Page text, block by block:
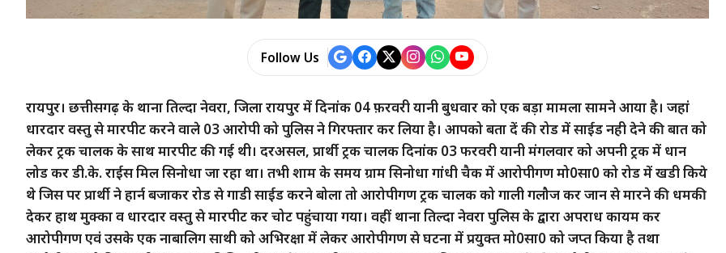
Follow Us
रायपुर। छत्तीसगढ़ के थाना तिल्दा नेवरा, जिला रायपुर में दिनांक 04 फ़रवरी यानी बुधवार को एक बड़ा मामला सामने आया है। जहां
धारदार वस्तु से मारपीट करने वाले 03 आरोपी को पुलिस ने गिरफ्तार कर लिया है। आपको बता दें की रोड में साईड नही देने की बात को
लेकर ट्रक चालक के साथ मारपीट की गई थी। दरअसल, प्रार्थी ट्रक चालक दिनांक 03 फरवरी यानी मंगलवार को अपनी ट्रक में धान
लोड कर डी.के. राईस मिल सिनोधा जा रहा था। तभी शाम के समय ग्राम सिनोधा गांधी चैक में आरोपीगण मो0सा0 को रोड में खडी किये
थे जिस पर प्रार्थी ने हार्न बजाकर रोड से गाडी साईड करने बोला तो आरोपीगण ट्रक चालक को गाली गलौज कर जान से मारने की धमकी
देकर हाथ मुक्का व धारदार वस्तु से मारपीट कर चोट पहुंचाया गया। वहीं थाना तिल्दा नेवरा पुलिस के द्वारा अपराध कायम कर
आरोपीगण एवं उसके एक नाबालिग साथी को अभिरक्षा में लेकर आरोपीगण से घटना में प्रयुक्त मो0सा0 को जप्त किया है तथा